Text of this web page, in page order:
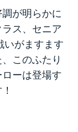
。
さんと、比較的
。電撃ネットワ
ではありません
ロ系の音楽にお
におわかりと思
が明らかに
ス、セニア
いがますます
このふたり
ーは登場す